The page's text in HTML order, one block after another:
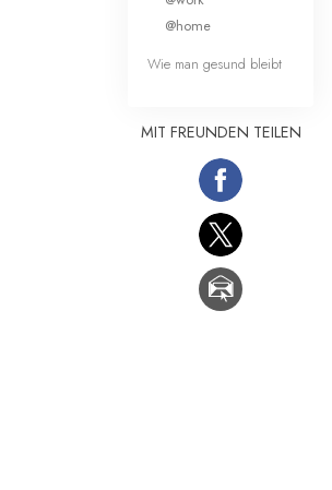
@home
Wie man gesund bleibt
MIT FREUNDEN TEILEN